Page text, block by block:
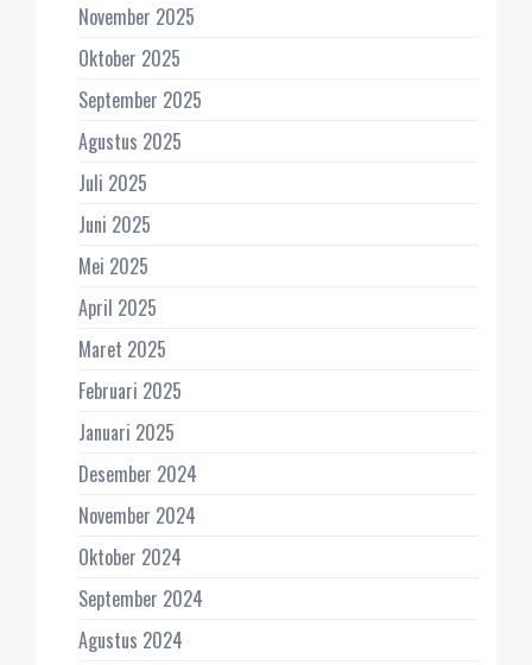
November 2025
Oktober 2025
September 2025
Agustus 2025
Juli 2025
Juni 2025
Mei 2025
April 2025
Maret 2025
Februari 2025
Januari 2025
Desember 2024
November 2024
Oktober 2024
September 2024
Agustus 2024